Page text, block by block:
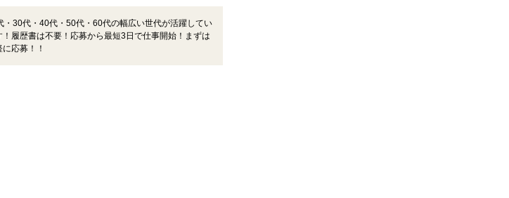
・30代・40代・50代・60代の幅広い世代が活躍してい
！履歴書は不要！応募から最短3日で仕事開始！まずは
に応募！！